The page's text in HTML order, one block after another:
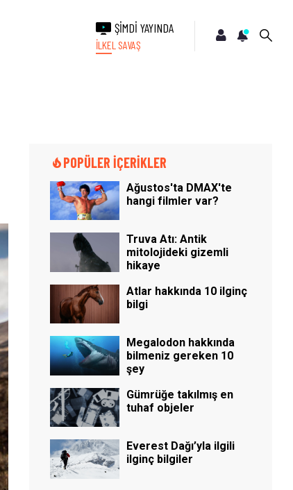
ŞİMDİ YAYINDA
İLKEL SAVAŞ
POPÜLER İÇERİKLER
Ağustos'ta DMAX'te
hangi filmler var?
Truva Atı: Antik
mitolojideki gizemli
hikaye
Atlar hakkında 10 ilginç
bilgi
Megalodon hakkında
bilmeniz gereken 10
şey
Gümrüğe takılmış en
tuhaf objeler
Everest Dağı’yla ilgili
ilginç bilgiler